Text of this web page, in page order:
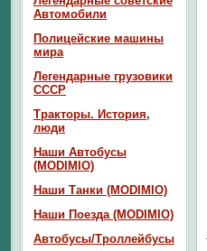
Автомобили
Полицейские машины
мира
Легендарные грузовики
СССР
Тракторы. История,
люди
Наши Автобусы
(MODIMIO)
Наши Танки (MODIMIO)
Наши Поезда (MODIMIO)
Автобусы/Троллейбусы